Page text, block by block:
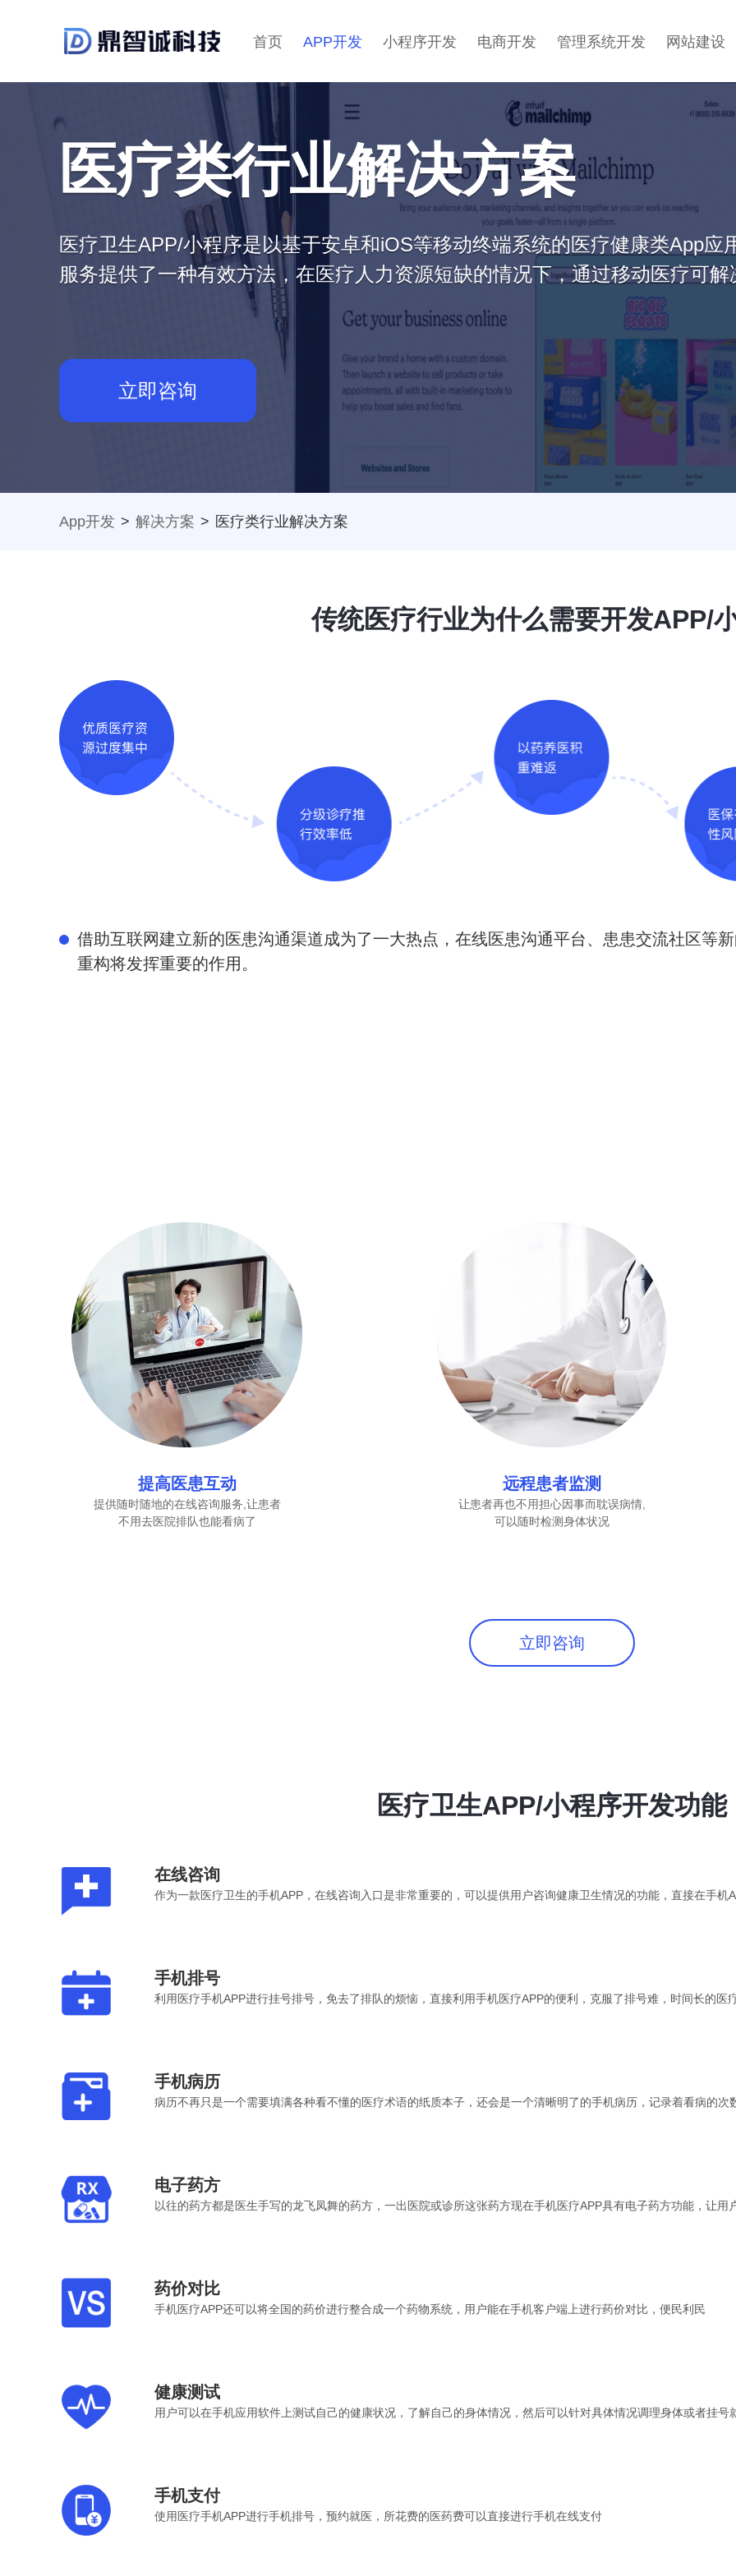
首页 APP开发 小程序开发 电商开发 管理系统开发 网站建设
医疗类行业解决方案
医疗卫生APP/小程序是以基于安卓和iOS等移动终端系统的医疗健康类App
服务提供了一种有效方法，在医疗人力资源短缺的情况下，通过移动医疗可
立即咨询
App开发 > 解决方案 > 医疗类行业解决方案
传统医疗行业为什么需要开发APP/
借助互联网建立新的医患沟通渠道成为了一大热点，在线医患沟通平台、患患交流社区等
重构将发挥重要的作用。
提高医患互动
提供随时随地的在线咨询服务,让患者
不用去医院排队也能看病了
远程患者监测
让患者再也不用担心因事而耽误病情,
可以随时检测身体状况
立即咨询
医疗卫生APP/小程序开发功能
在线咨询
作为一款医疗卫生的手机APP，在线咨询入口是非常重要的，可以提供用户咨询健康卫生情况的功能，直接在手机
手机排号
利用医疗手机APP进行挂号排号，免去了排队的烦恼，直接利用手机医疗APP的便利，克服了排号难，时间长的医
手机病历
病历不再只是一个需要填满各种看不懂的医疗术语的纸质本子，还会是一个清晰明了的手机病历，记录着看病的次
电子药方
以往的药方都是医生手写的龙飞凤舞的药方，一出医院或诊所这张药方现在手机医疗APP具有电子药方功能，让用
药价对比
手机医疗APP还可以将全国的药价进行整合成一个药物系统，用户能在手机客户端上进行药价对比，便民利民
健康测试
用户可以在手机应用软件上测试自己的健康状况，了解自己的身体情况，然后可以针对具体情况调理身体或者挂号
手机支付
使用医疗手机APP进行手机排号，预约就医，所花费的医药费可以直接进行手机在线支付